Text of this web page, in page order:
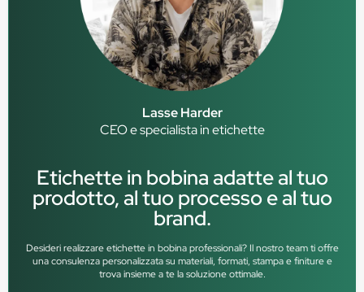
Lasse Harder
CEO e specialista in etichette
Etichette in bobina adatte al tuo
prodotto, al tuo processo e al tuo
brand.
Desideri realizzare etichette in bobina professionali? Il nostro team ti offre
una consulenza personalizzata su materiali, formati, stampa e finiture e
trova insieme a te la soluzione ottimale.